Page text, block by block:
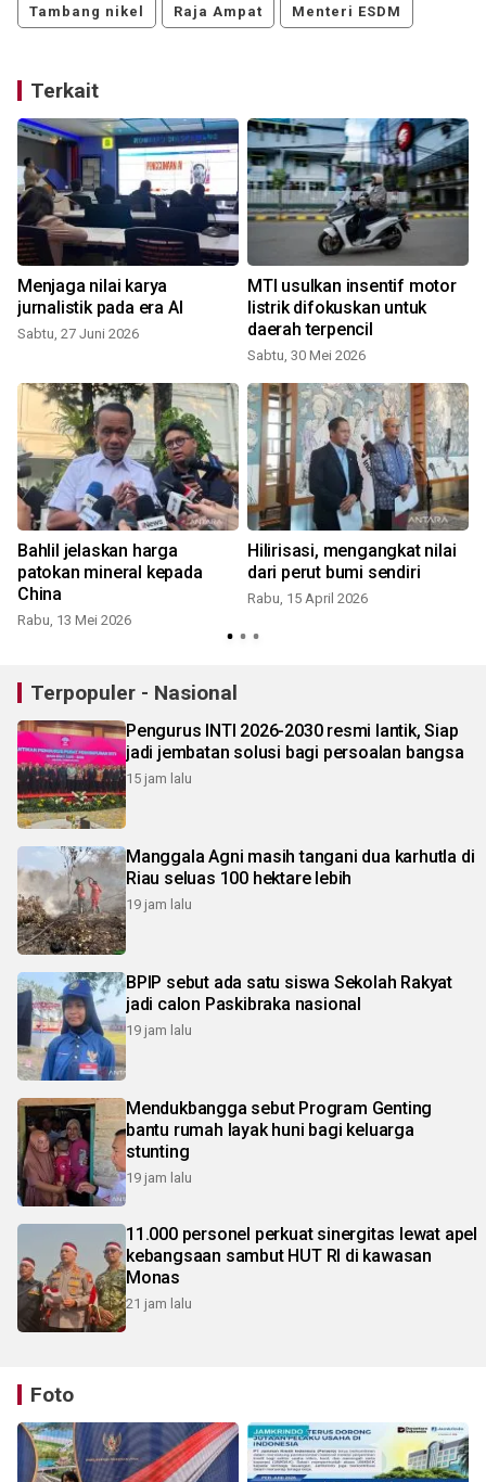
Tambang nikel Raja Ampat Menteri ESDM
Terkait
Menjaga nilai karya
jurnalistik pada era AI
Sabtu, 27 Juni 2026
MTI usulkan insentif motor
listrik difokuskan untuk
daerah terpencil
Sabtu, 30 Mei 2026
Bahlil jelaskan harga
patokan mineral kepada
China
Rabu, 13 Mei 2026
Hilirisasi, mengangkat nilai
dari perut bumi sendiri
Rabu, 15 April 2026
Terpopuler - Nasional
Pengurus INTI 2026-2030 resmi lantik, Siap
jadi jembatan solusi bagi persoalan bangsa
15 jam lalu
Manggala Agni masih tangani dua karhutla di
Riau seluas 100 hektare lebih
19 jam lalu
BPIP sebut ada satu siswa Sekolah Rakyat
jadi calon Paskibraka nasional
19 jam lalu
Mendukbangga sebut Program Genting
bantu rumah layak huni bagi keluarga
stunting
19 jam lalu
11.000 personel perkuat sinergitas lewat apel
kebangsaan sambut HUT RI di kawasan
Monas
21 jam lalu
Foto